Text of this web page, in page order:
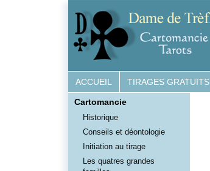
ACCUEIL TIRAGES GRATUITS
Cartomancie
Historique
Conseils et déontologie
Initiation au tirage
Les quatres grandes